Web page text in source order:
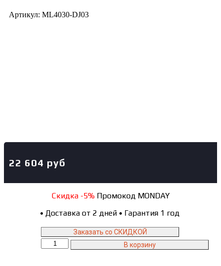
Артикул: ML4030-DJ03
22 604 руб
Скидка -5%Промокод MONDAY
• Доставка от 2 дней • Гарантия 1 год
Заказать со СКИДКОЙ
Количество
товара
В корзину